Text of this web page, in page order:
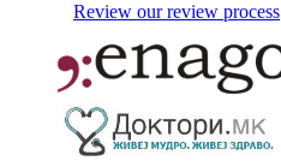
Review our review process